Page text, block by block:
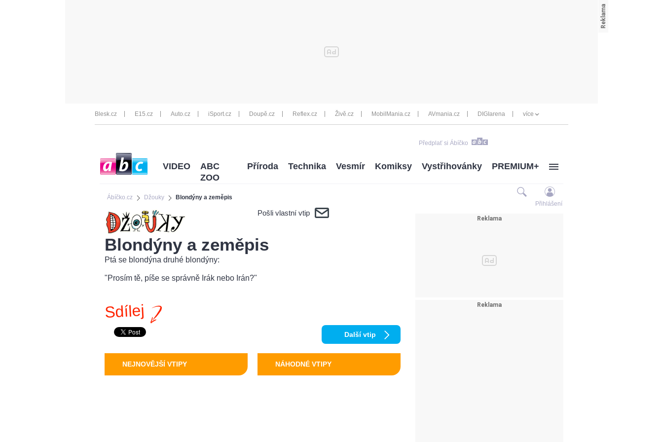
Blesk.cz E15.cz Auto.cz iSport.cz Doupě.cz Reflex.cz Živě.cz MobilMania.cz AVmania.cz DIGIarena více
Předplať si Ábíčko
Ábíčko.cz Džouky Blondýny a zeměpis
VIDEO
ABC
ZOO
Příroda Technika Vesmír Komiksy Vystřihovánky PREMIUM+
Přihlášení
Pošli vlastní vtip
Blondýny a zeměpis
Ptá se blondýna druhé blondýny:
"Prosím tě, píše se správně Irák nebo Irán?"
Sdílej
Další vtip
NEJNOVĚJŠÍ VTIPY NÁHODNÉ VTIPY